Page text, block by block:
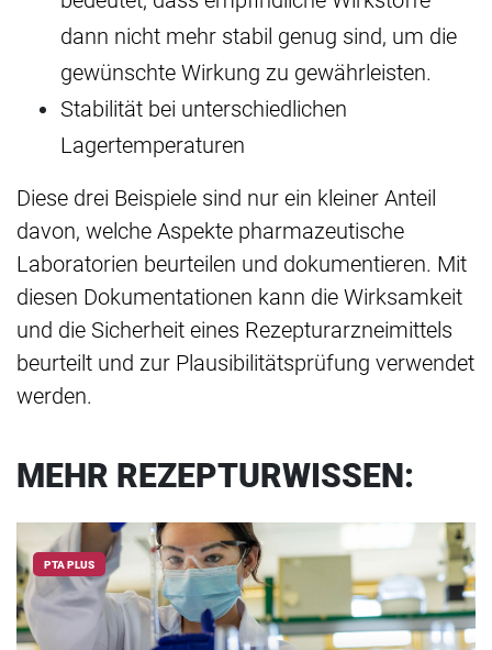
dann nicht mehr stabil genug sind, um die
gewünschte Wirkung zu gewährleisten.
Stabilität bei unterschiedlichen
Lagertemperaturen
Diese drei Beispiele sind nur ein kleiner Anteil
davon, welche Aspekte pharmazeutische
Laboratorien beurteilen und dokumentieren. Mit
diesen Dokumentationen kann die Wirksamkeit
und die Sicherheit eines Rezepturarzneimittels
beurteilt und zur Plausibilitätsprüfung verwendet
werden.
MEHR REZEPTURWISSEN:
PTA PLUS